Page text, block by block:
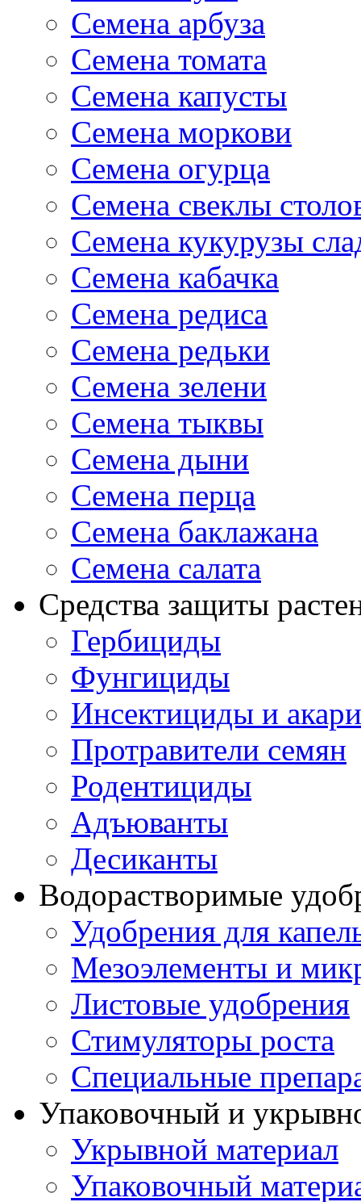
Семена арбуза
Семена томата
Семена капусты
Семена моркови
Семена огурца
Семена свеклы
Семена кукурузы
Семена кабачка
Семена редиса
Семена редьки
Семена зелени
Семена тыквы
Семена дыни
Семена перца
Семена баклажана
Семена салата
Средства защиты
Гербициды
Фунгициды
Инсектициды и
Протравители семян
Родентициды
Адъюванты
Десиканты
Водорастворимые
Удобрения для
Мезоэлементы и
Листовые удобрения
Стимуляторы роста
Специальные
Упаковочный и
Укрывной материал
Упаковочный